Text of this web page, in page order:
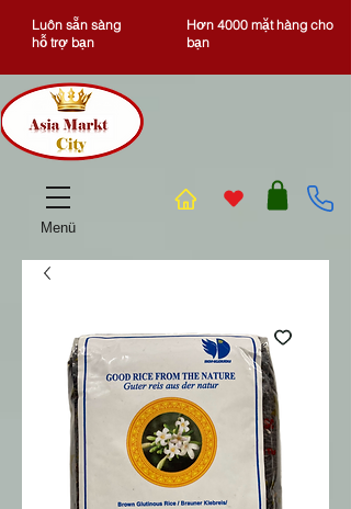
Menü
Luôn sẵn sàng
hỗ trợ bạn
Hơn 4000 mặt hàng cho
bạn